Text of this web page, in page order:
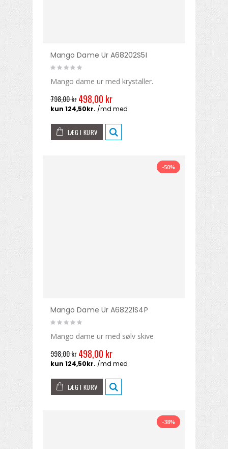
Mango Dame Ur A68202S5I
Mango dame ur med krystaller.
798,00 kr498,00 kr
LÆG I KURV
-50%
Mango Dame Ur A68221S4P
Mango dame ur med sølv skive
998,00 kr498,00 kr
LÆG I KURV
-38%